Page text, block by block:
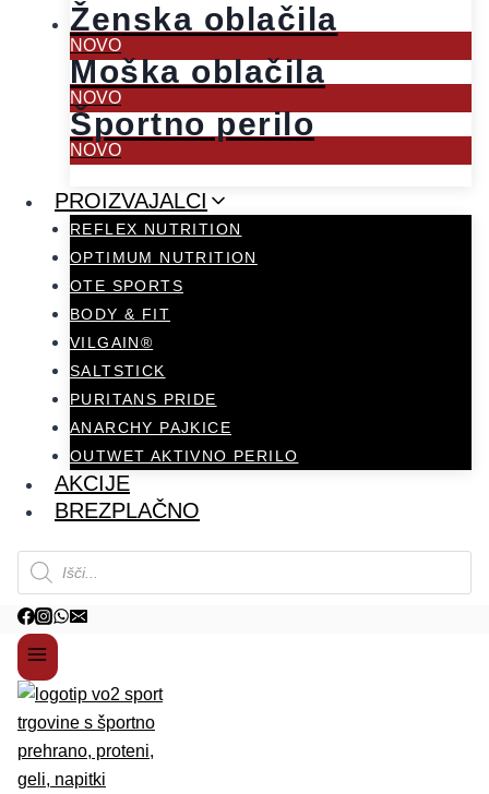
Ženska oblačila
NOVO
Moška oblačila
NOVO
Športno perilo
NOVO
PROIZVAJALCI
REFLEX NUTRITION
OPTIMUM NUTRITION
OTE SPORTS
BODY & FIT
VILGAIN®
SALTSTICK
PURITANS PRIDE
ANARCHY PAJKICE
OUTWET AKTIVNO PERILO
AKCIJE
BREZPLAČNO
Products
search